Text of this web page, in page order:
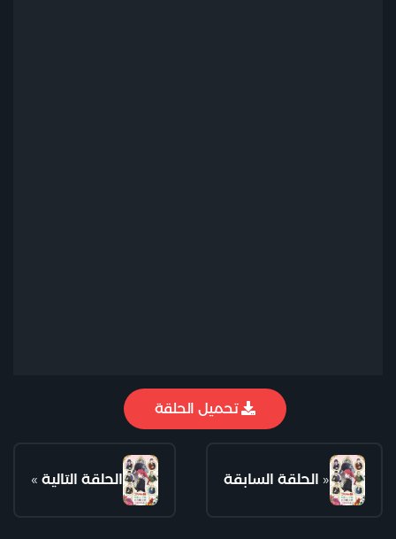
تحميل الحلقة
الحلقة التالية » « الحلقة السابقة